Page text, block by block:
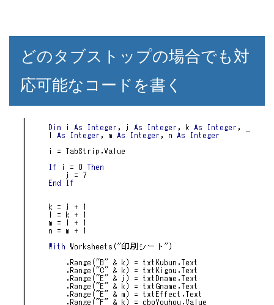
どのタブストップの場合でも対
応可能なコードを書く